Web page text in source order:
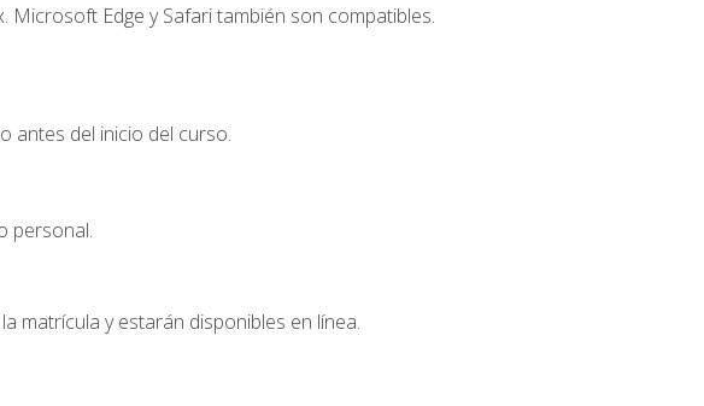
Edge y Safari también son compatibles.
antes del inicio del curso.
personal.
matrícula y estarán disponibles en línea.